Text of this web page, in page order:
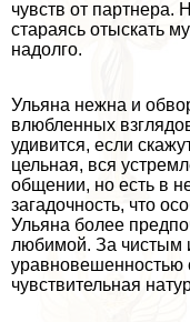
чувств от партнера.
стараясь отыскать
надолго.
Ульяна нежна и
влюбленных
удивится, если
цельная, вся
общении, но есть в
загадочность, что
Ульяна более
любимой. За чистым
уравновешенностью
чувствительная